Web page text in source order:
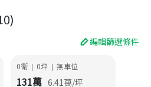
)
編輯篩選條件
0衛 | 0坪 | 無車位
131萬 6.41萬/坪